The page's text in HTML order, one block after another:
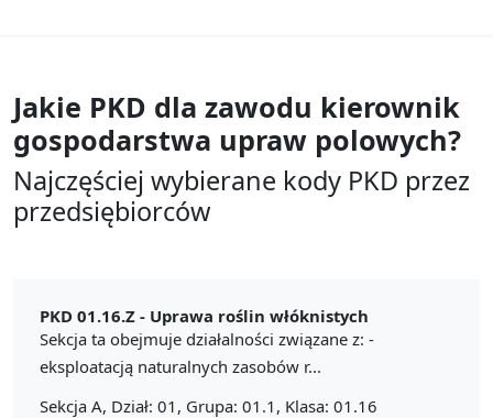
Jakie PKD dla zawodu kierownik
gospodarstwa upraw polowych?
Najczęściej wybierane kody PKD przez
przedsiębiorców
PKD 01.16.Z - Uprawa roślin włóknistych
Sekcja ta obejmuje działalności związane z: -
eksploatacją naturalnych zasobów r...
Sekcja A, Dział: 01, Grupa: 01.1, Klasa: 01.16